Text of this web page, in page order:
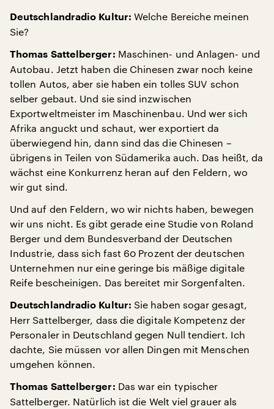
Deutschlandradio Kultur: Welche Bereiche meinen
Sie?
Thomas Sattelberger: Maschinen- und Anlagen- und
Autobau. Jetzt haben die Chinesen zwar noch keine
tollen Autos, aber sie haben ein tolles SUV schon
selber gebaut. Und sie sind inzwischen
Exportweltmeister im Maschinenbau. Und wer sich
Afrika anguckt und schaut, wer exportiert da
überwiegend hin, dann sind das die Chinesen –
übrigens in Teilen von Südamerika auch. Das heißt, da
wächst eine Konkurrenz heran auf den Feldern, wo
wir gut sind.
Und auf den Feldern, wo wir nichts haben, bewegen
wir uns nicht. Es gibt gerade eine Studie von Roland
Berger und dem Bundesverband der Deutschen
Industrie, dass sich fast 60 Prozent der deutschen
Unternehmen nur eine geringe bis mäßige digitale
Reife bescheinigen. Das bereitet mir Sorgenfalten.
Deutschlandradio Kultur: Sie haben sogar gesagt,
Herr Sattelberger, dass die digitale Kompetenz der
Personaler in Deutschland gegen Null tendiert. Ich
dachte, Sie müssen vor allen Dingen mit Menschen
umgehen können.
Thomas Sattelberger: Das war ein typischer
Sattelberger. Natürlich ist die Welt viel grauer als